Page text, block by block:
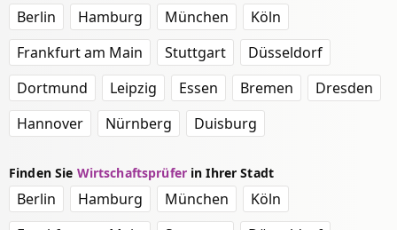
Berlin Hamburg München
Köln
Frankfurt am Main
Stuttgart
Düsseldorf
Dortmund
Leipzig Essen Bremen
Dresden
Hannover
Nürnberg Duisburg
Finden Sie Wirtschaftsprüferin Ihrer Stadt
Berlin Hamburg München
Köln